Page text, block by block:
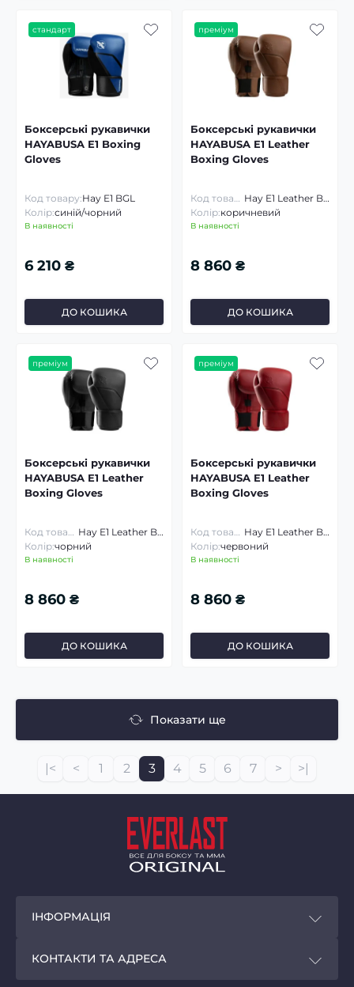
стандарт
Боксерські рукавички
HAYABUSA E1 Boxing
Gloves
Код товару:Hay E1 BGL
Колір:синій/чорний
В наявності
6 210 ₴
ДО КОШИКА
преміум
Боксерські рукавички
HAYABUSA E1 Leather
Boxing Gloves
Hay E1 Leather BGL
Колір:коричневий
В наявності
8 860 ₴
ДО КОШИКА
преміум
Боксерські рукавички
HAYABUSA E1 Leather
Boxing Gloves
Hay E1 Leather BGL
Колір:чорний
В наявності
8 860 ₴
ДО КОШИКА
преміум
Боксерські рукавички
HAYABUSA E1 Leather
Boxing Gloves
Hay E1 Leather BGL
Колір:червоний
В наявності
8 860 ₴
ДО КОШИКА
Показати ще
|< < 1 2 3 4 5 6 7 > >|
ІНФОРМАЦІЯ
КОНТАКТИ ТА АДРЕСА